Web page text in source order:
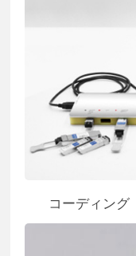
コーディング